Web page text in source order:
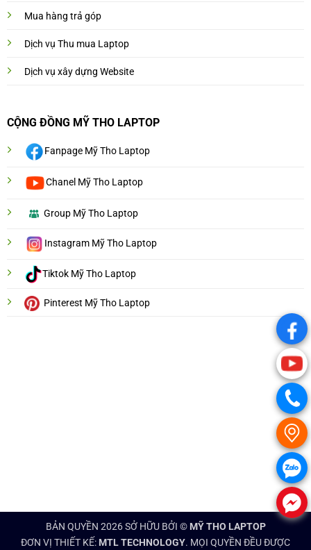
Mua hàng trả góp
Dịch vụ Thu mua Laptop
Dịch vụ xây dựng Website
CỘNG ĐỒNG MỸ THO LAPTOP
Fanpage Mỹ Tho Laptop
Chanel Mỹ Tho Laptop
Group Mỹ Tho Laptop
Instagram Mỹ Tho Laptop
Tiktok Mỹ Tho Laptop
Pinterest Mỹ Tho Laptop
BẢN QUYỀN 2026 SỞ HỮU BỞI © MỸ THO LAPTOP
ĐƠN VỊ THIẾT KẾ: MTL TECHNOLOGY. MỌI QUYỀN ĐỀU ĐƯỢC
.
.
.
.
.
.